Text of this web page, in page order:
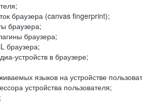
браузера (canvas fingerprint);
браузера;
браузера;
браузера;
устройств в браузере;
языков на устройстве
устройства пользователя;